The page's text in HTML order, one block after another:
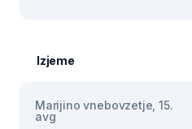
Izjeme
Marijino vnebovzetje, 15.
avg